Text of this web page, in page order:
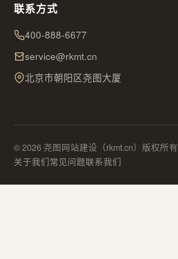
联系方式
400-888-6677
service@rkmt.cn
北京市朝阳区尧图大厦
© 2026 尧图网站建设（rkmt.cn）版权所有
关于我们常见问题联系我们